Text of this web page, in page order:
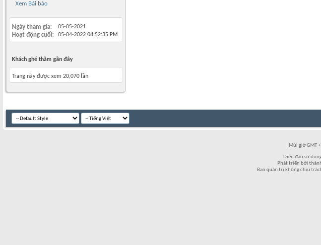
Xem Bài báo
Ngày tham gia 05-05-2021
Hoạt động cuối 05-04-2022 08:52:35 PM
Khách ghé thăm gần đây
Trang này được xem 20,070 lần
Múi giờ GMT
Diễn đàn sử
Phát triển bởi
Ban quản trị không chịu